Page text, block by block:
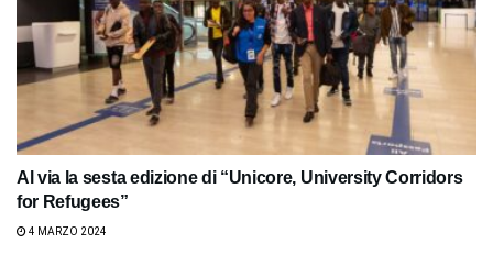
Al via la sesta edizione di “Unicore, University Corridors
for Refugees”
4 MARZO 2024